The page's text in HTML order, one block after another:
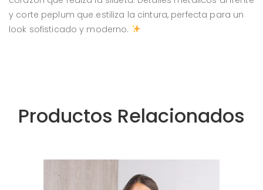
y corte peplum que estiliza la cintura, perfecta para un
look sofisticado y moderno.
Productos Relacionados